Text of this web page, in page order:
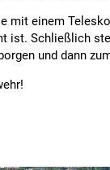
mit einem
ist. Schließlich
und dann